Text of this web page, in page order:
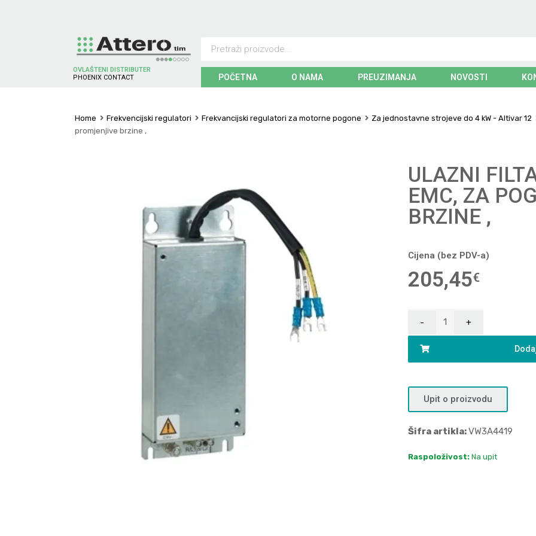
OVLAŠTENI DISTRIBUTER
P H O EN X CO NTACT POČETNA O NAMA PREUZIMANJA NOVOSTI
Home Frekvencijski regulatori Frekvancijski regulatori za motorne pogone Za jednostavne strojeve do 4 kW - Altivar 12
promjenjive brzine ,
ULAZNI
EMC, ZA
BRZINE ,
Cijena (bez PDV-a)
205,45€
Upit o proizvodu
Šifra artikla:VW3A4419
Raspoloživost: Na upit